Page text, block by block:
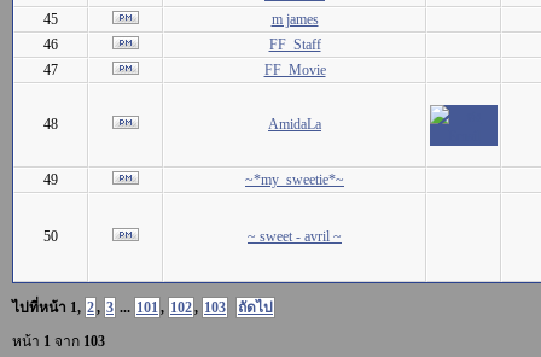
45
m james
46
FF_Staff
47
FF_Movie
48 AmidaLa
49 ~*my_sweetie*~
50 ~ sweet - avril ~
ไปที่หน้า 1, 2, 3 ... 101, 102, 103
ถัดไป
หน้า 1 จาก 103